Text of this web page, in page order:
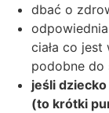
dbać o
ciała co
podobne do
jeśli
(to krótki